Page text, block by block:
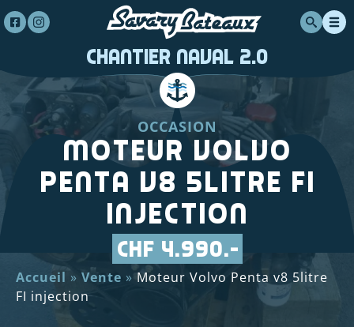
Chantier Naval 2.0
OCCASION
Moteur Volvo
Penta v8 5litre FI
injection
CHF 4.990.-
Accueil » Vente » Moteur Volvo Penta v8 5litre
FI injection